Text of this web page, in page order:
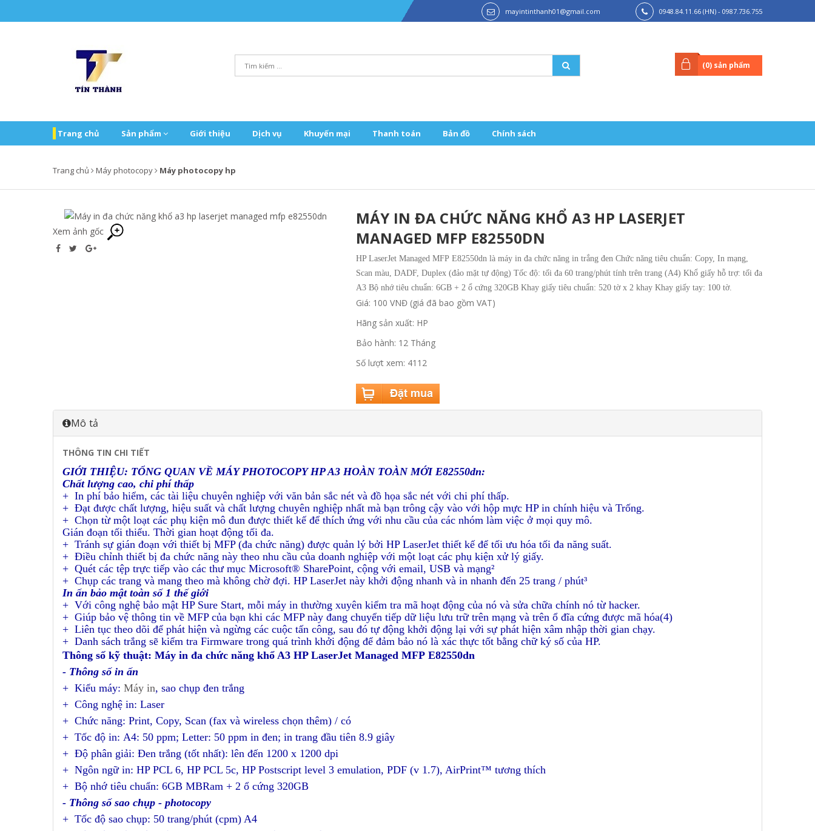
mayintinthanh01@gmail.com 0948.84.11.66 (HN) - 0987.736.755
(0) sản phẩm
Trang chủ Sản phẩm Giới thiệu Dịch vụ Khuyến mại Thanh toán Bản đồ Chính sách
Trang chủ Máy photocopy Máy photocopy hp
Xem ảnh gốc
MÁY IN ĐA CHỨC NĂNG KHỔ A3 HP LASERJET
MANAGED MFP E82550DN
HP LaserJet Managed MFP E82550dn là máy in đa chức năng in trắng đen Chức năng tiêu chuẩn: Copy, In mạng,
Scan màu, DADF, Duplex (đảo mặt tự động) Tốc độ: tối đa 60 trang/phút tính trên trang (A4) Khổ giấy hỗ trợ: tối đa
A3 Bộ nhớ tiêu chuẩn: 6GB + 2 ổ cứng 320GB Khay giấy tiêu chuẩn: 520 tờ x 2 khay Khay giấy tay: 100 tờ.
Giá: 100 VNĐ (giá đã bao gồm VAT)
Hãng sản xuất: HP
Bảo hành: 12 Tháng
Số lượt xem: 4112
Mô tả
THÔNG TIN CHI TIẾT
GIỚI THIỆU: TỔNG QUAN VỀ MÁY PHOTOCOPY HP A3 HOÀN TOÀN MỚI E82550dn:
Chất lượng cao, chi phí thấp
+ In phí bảo hiểm, các tài liệu chuyên nghiệp với văn bản sắc nét và đồ họa sắc nét với chi phí thấp.
+ Đạt được chất lượng, hiệu suất và chất lượng chuyên nghiệp nhất mà bạn trông cậy vào với hộp mực HP in chính hiệu và Trống.
+ Chọn từ một loạt các phụ kiện mô đun được thiết kế để thích ứng với nhu cầu của các nhóm làm việc ở mọi quy mô.
Gián đoạn tối thiểu. Thời gian hoạt động tối đa.
+ Tránh sự gián đoạn với thiết bị MFP (đa chức năng) được quản lý bởi HP LaserJet thiết kế để tối ưu hóa tối đa năng suất.
+ Điều chỉnh thiết bị đa chức năng này theo nhu cầu của doanh nghiệp với một loạt các phụ kiện xử lý giấy.
+ Quét các tệp trực tiếp vào các thư mục Microsoft® SharePoint, cộng với email, USB và mạng²
+ Chụp các trang và mang theo mà không chờ đợi. HP LaserJet này khởi động nhanh và in nhanh đến 25 trang / phút³
In ấn bảo mật toàn số 1 thế giới
+ Với công nghệ bảo mật HP Sure Start, mỗi máy in thường xuyên kiểm tra mã hoạt động của nó và sửa chữa chính nó từ hacker.
+ Giúp bảo vệ thông tin về MFP của bạn khi các MFP này đang chuyển tiếp dữ liệu lưu trữ trên mạng và trên ổ đĩa cứng được mã hóa(4)
+ Liên tục theo dõi để phát hiện và ngừng các cuộc tấn công, sau đó tự động khởi động lại với sự phát hiện xâm nhập thời gian chạy.
+ Danh sách trắng sẽ kiểm tra Firmware trong quá trình khởi động để đảm bảo nó là xác thực tốt bằng chữ ký số của HP.
Thông số kỹ thuật: Máy in đa chức năng khổ A3 HP LaserJet Managed MFP E82550dn
- Thông số in ấn
+ Kiểu máy: Máy in, sao chụp đen trắng
+ Công nghệ in: Laser
+ Chức năng: Print, Copy, Scan (fax và wireless chọn thêm) / có
+ Tốc độ in: A4: 50 ppm; Letter: 50 ppm in đen; in trang đầu tiên 8.9 giây
+ Độ phân giải: Đen trắng (tốt nhất): lên đến 1200 x 1200 dpi
+ Ngôn ngữ in: HP PCL 6, HP PCL 5c, HP Postscript level 3 emulation, PDF (v 1.7), AirPrint™ tương thích
+ Bộ nhớ tiêu chuẩn: 6GB MBRam + 2 ổ cứng 320GB
- Thông số sao chụp - photocopy
+ Tốc độ sao chụp: 50 trang/phút (cpm) A4